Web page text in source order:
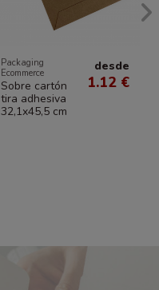
Packaging
Ecommerce
Sobre cartón
tira adhesiva
32,1x45,5 cm
desde
1.12 €